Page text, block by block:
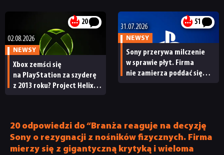
20
02.08.2026
NEWSY
Xbox zemści się
na PlayStation za szyderę
z 2013 roku? Project Helix
51
31.07.2026
NEWSY
Sony przerywa milczenie
w sprawie płyt. Firma
nie zamierza poddać się
20 odpowiedzi do “Branża reaguje na decyzję
Sony o rezygnacji z nośników fizycznych. Firma
mierzy się z gigantyczną krytyką i wieloma